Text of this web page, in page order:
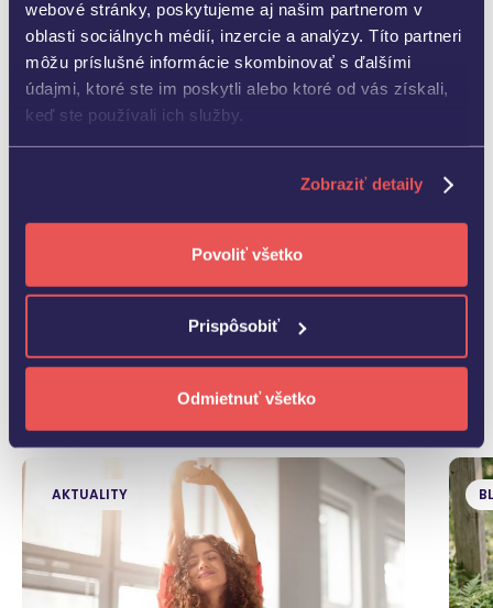
webové stránky, poskytujeme aj našim partnerom v
oblasti sociálnych médií, inzercie a analýzy. Títo partneri
môžu príslušné informácie skombinovať s ďalšími
údajmi, ktoré ste im poskytli alebo ktoré od vás získali,
keď ste používali ich služby.
Zobraziť detaily
Povoliť všetko
Prispôsobiť
Odmietnuť všetko
Ďalšie aktuality
Pozrieť všetky novinky
AKTUALITY